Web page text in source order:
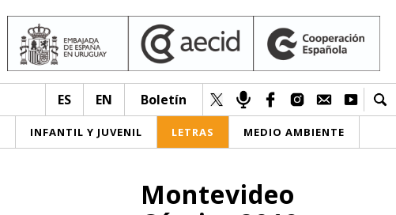
ES EN Boletín
INFANTIL Y JUVENIL LETRAS MEDIO AMBIENTE
Montevideo